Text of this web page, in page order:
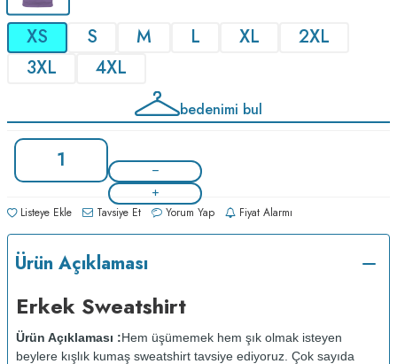
XS S M L XL
2XL
3XL
4XL
bedenimi bul
Listeye Ekle Tavsiye Et Yorum Yap Fiyat Alarmı
Ürün Açıklaması
Erkek Sweatshirt
Ürün Açıklaması :Hem üşümemek hem şık olmak isteyen
beylere kışlık kumaş sweatshirt tavsiye ediyoruz. Çok sayıda